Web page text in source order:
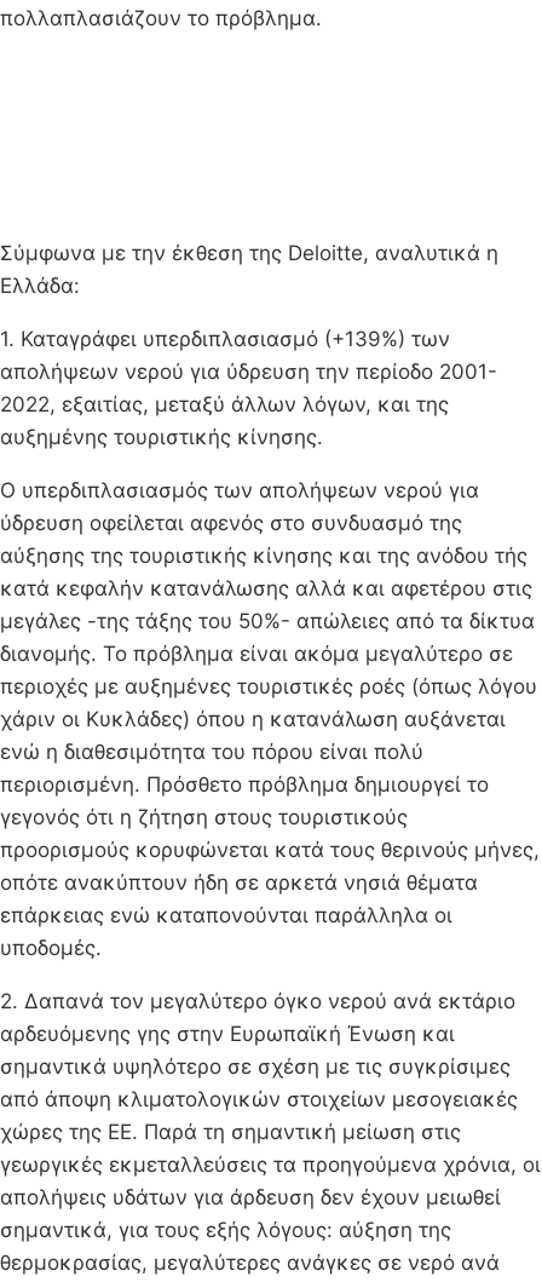
πολλαπλασιάζουν το πρόβλημα.
Σύμφωνα με την έκθεση της Deloitte, αναλυτικά η
Ελλάδα:
1. Καταγράφει υπερδιπλασιασμό (+139%) των
απολήψεων νερού για ύδρευση την περίοδο 2001-
2022, εξαιτίας, μεταξύ άλλων λόγων, και της
αυξημένης τουριστικής κίνησης.
Ο υπερδιπλασιασμός των απολήψεων νερού για
ύδρευση οφείλεται αφενός στο συνδυασμό της
αύξησης της τουριστικής κίνησης και της ανόδου τής
κατά κεφαλήν κατανάλωσης αλλά και αφετέρου στις
μεγάλες -της τάξης του 50%- απώλειες από τα δίκτυα
διανομής. Το πρόβλημα είναι ακόμα μεγαλύτερο σε
περιοχές με αυξημένες τουριστικές ροές (όπως λόγου
χάριν οι Κυκλάδες) όπου η κατανάλωση αυξάνεται
ενώ η διαθεσιμότητα του πόρου είναι πολύ
περιορισμένη. Πρόσθετο πρόβλημα δημιουργεί το
γεγονός ότι η ζήτηση στους τουριστικούς
προορισμούς κορυφώνεται κατά τους θερινούς μήνες,
οπότε ανακύπτουν ήδη σε αρκετά νησιά θέματα
επάρκειας ενώ καταπονούνται παράλληλα οι
υποδομές.
2. Δαπανά τον μεγαλύτερο όγκο νερού ανά εκτάριο
αρδευόμενης γης στην Ευρωπαϊκή Ένωση και
σημαντικά υψηλότερο σε σχέση με τις συγκρίσιμες
από άποψη κλιματολογικών στοιχείων μεσογειακές
χώρες της ΕΕ. Παρά τη σημαντική μείωση στις
γεωργικές εκμεταλλεύσεις τα προηγούμενα χρόνια, οι
απολήψεις υδάτων για άρδευση δεν έχουν μειωθεί
σημαντικά, για τους εξής λόγους: αύξηση της
θερμοκρασίας, μεγαλύτερες ανάγκες σε νερό ανά